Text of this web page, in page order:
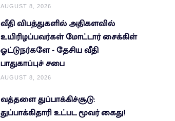
AUGUST 8, 2026
வீதி விபத்துகளில் அதிகளவில்
உயிரிழப்பவர்கள் மோட்டார் சைக்கிள்
ஓட்டுநர்களே - தேசிய வீதி
பாதுகாப்புச் சபை
AUGUST 8, 2026
வத்தளை துப்பாக்கிச்சூடு:
துப்பாக்கிதாரி உட்பட மூவர் கைது!